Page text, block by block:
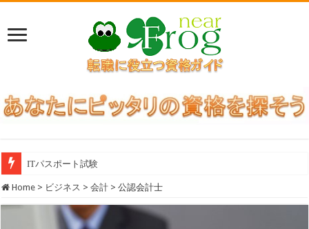
ITパスポート試験
Home > ビジネス > 会計 > 公認会計士